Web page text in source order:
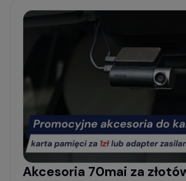
Akcesoria 70mai za